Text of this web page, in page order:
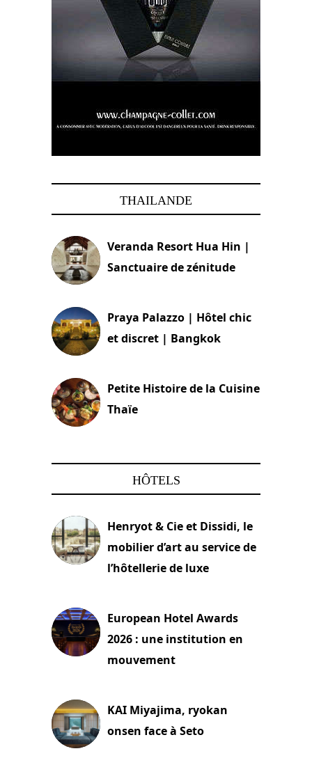
THAILANDE
Veranda Resort Hua Hin |
Sanctuaire de zénitude
Praya Palazzo | Hôtel chic
et discret | Bangkok
Petite Histoire de la Cuisine
Thaïe
HÔTELS
Henryot & Cie et Dissidi, le
mobilier d’art au service de
l’hôtellerie de luxe
European Hotel Awards
2026 : une institution en
mouvement
KAI Miyajima, ryokan
onsen face à Seto